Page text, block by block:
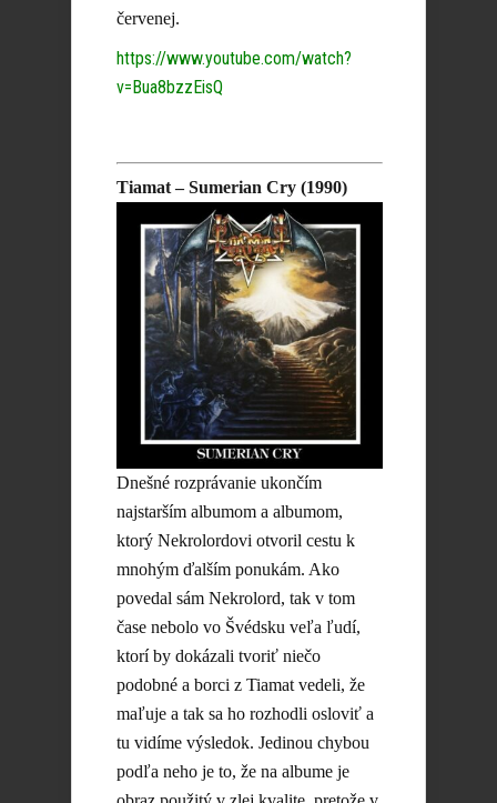
červenej.
https://www.youtube.com/watch?
v=Bua8bzzEisQ
Tiamat – Sumerian Cry (1990)
Dnešné rozprávanie ukončím
najstarším albumom a albumom,
ktorý Nekrolordovi otvoril cestu k
mnohým ďalším ponukám. Ako
povedal sám Nekrolord, tak v tom
čase nebolo vo Švédsku veľa ľudí,
ktorí by dokázali tvoriť niečo
podobné a borci z Tiamat vedeli, že
maľuje a tak sa ho rozhodli osloviť a
tu vidíme výsledok. Jedinou chybou
podľa neho je to, že na albume je